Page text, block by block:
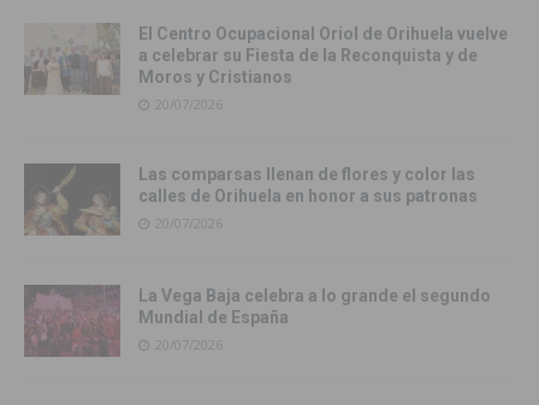
El Centro Ocupacional Oriol de Orihuela vuelve
a celebrar su Fiesta de la Reconquista y de
Moros y Cristianos
20/07/2026
Las comparsas llenan de flores y color las
calles de Orihuela en honor a sus patronas
20/07/2026
La Vega Baja celebra a lo grande el segundo
Mundial de España
20/07/2026